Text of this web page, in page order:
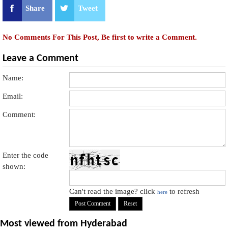
Share Tweet
No Comments For This Post, Be first to write a Comment.
Leave a Comment
Name:
Email:
Comment:
Enter the code
shown:
Can't read the image? clickhere to refresh
Most viewed from Hyderabad